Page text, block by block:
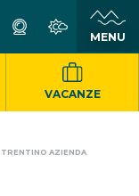
VACANZE
TRENTINO AZIENDA